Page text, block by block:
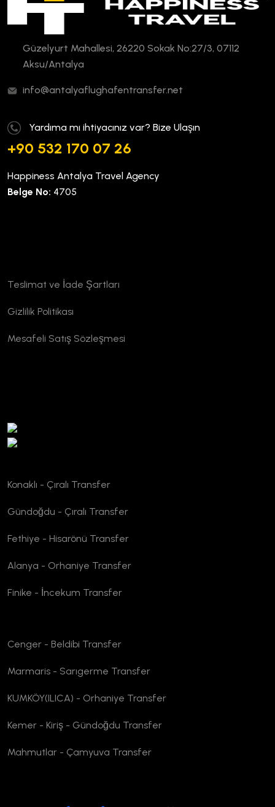
Güzelyurt Mahallesi, 26220 Sokak No:27/3, 07112
Aksu/Antalya
info@antalyaflughafentransfer.net
Yardıma mı ihtiyacınız var? Bize Ulaşın
+90 532 170 07 26
Happiness Antalya Travel Agency
Belge No: 4705
Teslimat ve İade Şartları
Gizlilik Politikası
Mesafeli Satış Sözleşmesi
Konaklı - Çıralı Transfer
Gündoğdu - Çıralı Transfer
Fethiye - Hisarönü Transfer
Alanya - Orhaniye Transfer
Finike - İncekum Transfer
Cenger - Beldibi Transfer
Marmaris - Sarıgerme Transfer
KUMKÖY(ILICA) - Orhaniye Transfer
Kemer - Kiriş - Gündoğdu Transfer
Mahmutlar - Çamyuva Transfer